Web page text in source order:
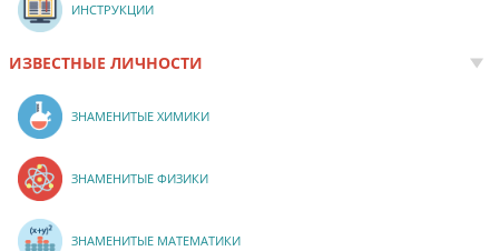
ИНСТРУКЦИИ
ИЗВЕСТНЫЕ ЛИЧНОСТИ
ЗНАМЕНИТЫЕ ХИМИКИ
ЗНАМЕНИТЫЕ ФИЗИКИ
ЗНАМЕНИТЫЕ МАТЕМАТИКИ